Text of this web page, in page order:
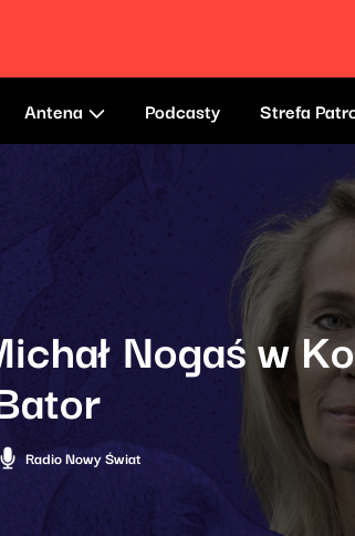
Antena Podcasty Strefa
Nogaś w
Radio Nowy Świat